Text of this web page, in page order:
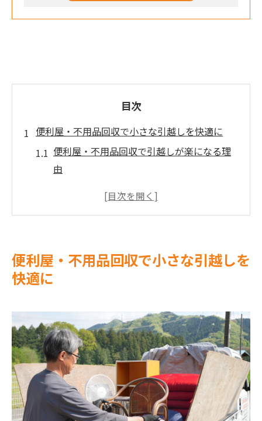
目次
便利屋・不用品回収で小さな引越しを快適に
便利屋・不用品回収で引越しが楽になる理
由
宇都宮で小さな引越しを便利屋に頼む利点
る秘訣
安心して頼める便利屋・不用品回収の選び
方
宇都宮で便利屋・不用品回収を賢く活用する方
法
便利屋・不用品回収で荷物整理と片付けが
簡単に
便利屋・不用品回収で小さな引越しを
快適に